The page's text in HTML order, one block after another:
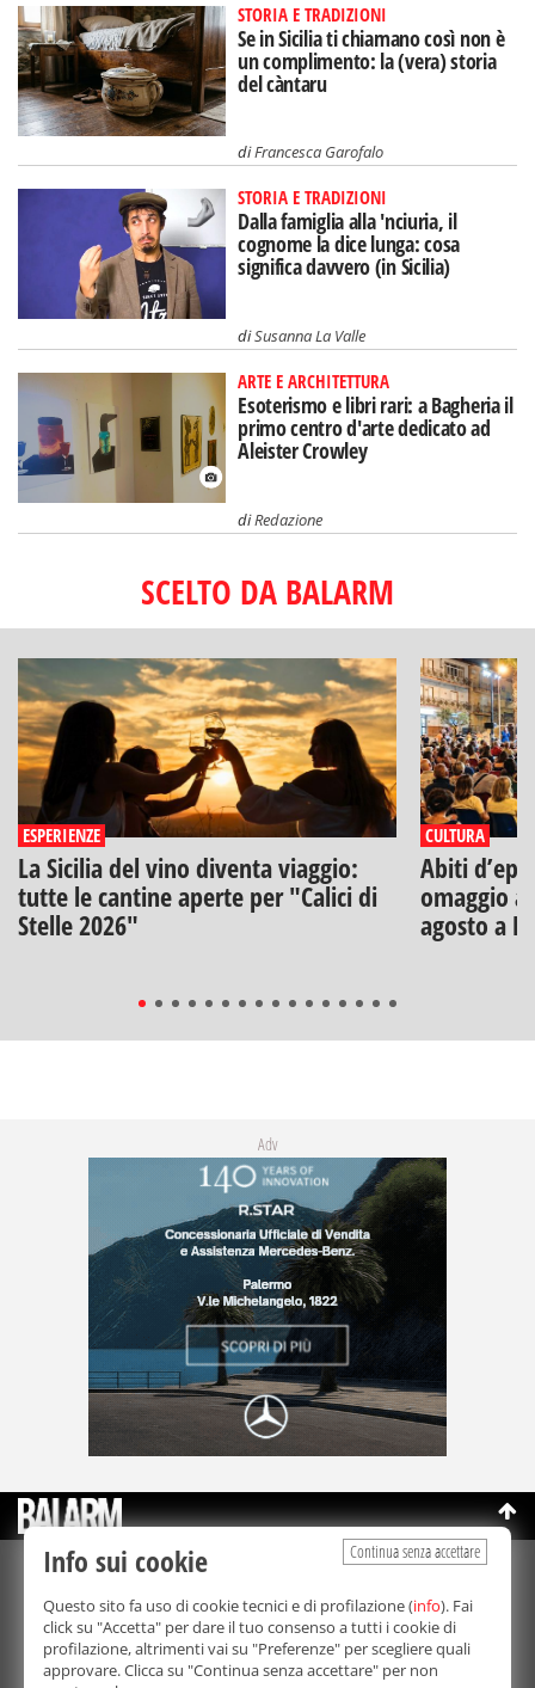
STORIA E TRADIZIONI
Se in Sicilia ti chiamano così non è
un complimento: la (vera) storia
del càntaru
diFrancesca Garofalo
STORIA E TRADIZIONI
Dalla famiglia alla 'nciuria, il
cognome la dice lunga: cosa
significa davvero (in Sicilia)
diSusanna La Valle
ARTE E ARCHITETTURA
Esoterismo e libri rari: a Bagheria il
primo centro d'arte dedicato ad
Aleister Crowley
diRedazione
SCELTO DA BALARM
ESPERIENZE
La Sicilia del vino diventa viaggio:
tutte le cantine aperte per "Calici di
Stelle 2026"
CULTURA
Abiti
omaggio
agosto a
Adv
©Copyright 2003-2026
Bmedia Srl- P.IVA 07064240828
La riproduzione totale o parziale di tutti i contenuti, in qualunque
forma, su qualsiasi supporto è proibita.
Balarm.it è una testata giornalistica registrata. Autorizzazione del
Tribunale di Palermo n° 32 del 21/10/2003
Continua senza accettare
Info sui cookie
Questo sito fa uso di cookie tecnici e di profilazione (info). Fai
click su "Accetta" per dare il tuo consenso a tutti i cookie di
profilazione, altrimenti vai su "Preferenze" per scegliere quali
approvare. Clicca su "Continua senza accettare" per non